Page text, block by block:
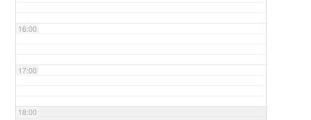
16:00
17:00
18:00